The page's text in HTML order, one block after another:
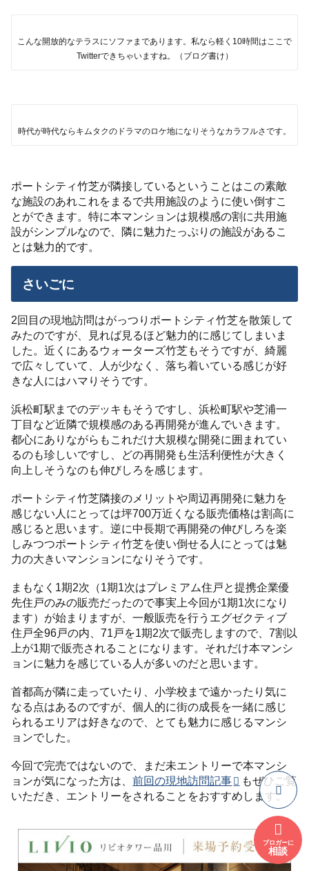
こんな開放的なテラスにソファまであります。私なら軽く10時間はここで
Twitterできちゃいますね。（ブログ書け）
時代が時代ならキムタクのドラマのロケ地になりそうなカラフルさです。
ポートシティ竹芝が隣接しているということはこの素敵
な施設のあれこれをまるで共用施設のように使い倒すこ
とができます。特に本マンションは規模感の割に共用施
設がシンプルなので、隣に魅力たっぷりの施設があるこ
とは魅力的です。
さいごに
2回目の現地訪問はがっつりポートシティ竹芝を散策して
みたのですが、見れば見るほど魅力的に感じてしまいま
した。近くにあるウォーターズ竹芝もそうですが、綺麗
で広々していて、人が少なく、落ち着いている感じが好
きな人にはハマりそうです。
浜松町駅までのデッキもそうですし、浜松町駅や芝浦一
丁目など近隣で規模感のある再開発が進んでいきます。
都心にありながらもこれだけ大規模な開発に囲まれてい
るのも珍しいですし、どの再開発も生活利便性が大きく
向上しそうなのも伸びしろを感じます。
ポートシティ竹芝隣接のメリットや周辺再開発に魅力を
感じない人にとっては坪700万近くなる販売価格は割高に
感じると思います。逆に中長期で再開発の伸びしろを楽
しみつつポートシティ竹芝を使い倒せる人にとっては魅
力の大きいマンションになりそうです。
まもなく1期2次（1期1次はプレミアム住戸と提携企業優
先住戸のみの販売だったので事実上今回が1期1次になり
ます）が始まりますが、一般販売を行うエグゼクティブ
住戸全96戸の内、71戸を1期2次で販売しますので、7割以
上が1期で販売されることになります。それだけ本マンシ
ョンに魅力を感じている人が多いのだと思います。
首都高が隣に走っていたり、小学校まで遠かったり気に
なる点はあるのですが、個人的に街の成長を一緒に感じ
られるエリアは好きなので、とても魅力に感じるマンシ
ョンでした。
今回で完売ではないので、まだ未エントリーで本マンシ
ョンが気になった方は、前回の現地訪問記事
もぜひご覧
いただき、エントリーをされることをおすすめします。
ブロガーに
相談